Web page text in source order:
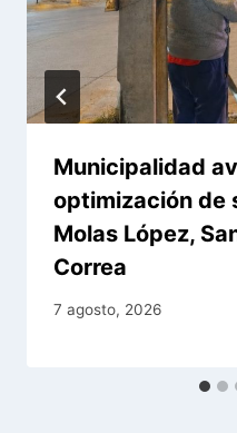
Municipalidad
optimización de
Molas López,
Correa
7 agosto, 2026